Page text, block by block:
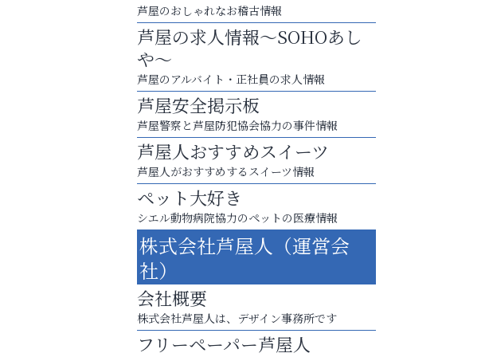
８周年コースが半額以下の8,000円！
神戸牛ステーキに舌鼓♪
整体院エスコート・芦屋サロ
ン
芦屋のおしゃれなお稽古情報
芦屋の求人情報～SOHOあし
や～
芦屋のアルバイト・正社員の求人情報
芦屋安全掲示板
芦屋警察と芦屋防犯協会協力の事件情報
芦屋人おすすめスイーツ
芦屋人がおすすめするスイーツ情報
ペット大好き
シエル動物病院協力のペットの医療情報
株式会社芦屋人（運営会
社）
会社概要
株式会社芦屋人は、デザイン事務所です
フリーペーパー芦屋人